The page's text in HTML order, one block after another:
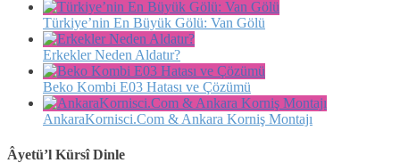
Türkiye’nin En Büyük Gölü: Van Gölü
Erkekler Neden Aldatır?
Beko Kombi E03 Hatası ve Çözümü
AnkaraKornisci.Com & Ankara Korniş Montajı
Âyetü’l Kürsî Dinle